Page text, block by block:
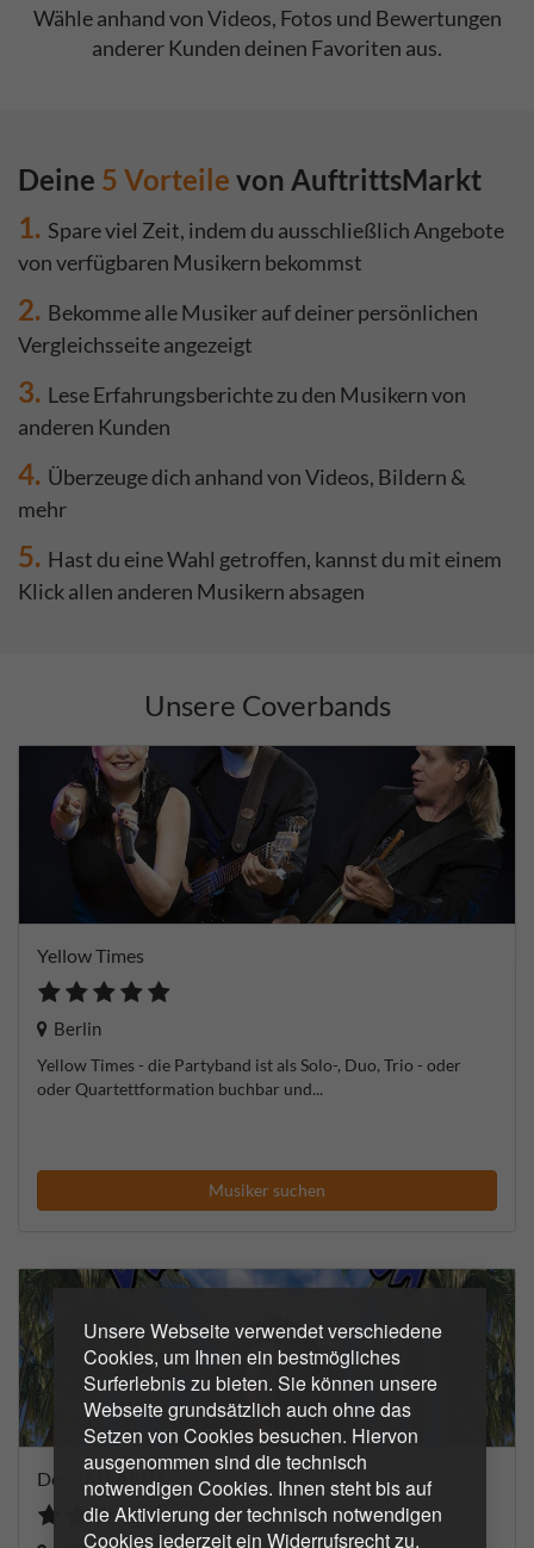
Unsere Webseite verwendet verschiedene
Cookies, um Ihnen ein bestmögliches
Surferlebnis zu bieten. Sie können unsere
Webseite grundsätzlich auch ohne das
Setzen von Cookies besuchen. Hiervon
ausgenommen sind die technisch
notwendigen Cookies. Ihnen steht bis auf
die Aktivierung der technisch notwendigen
Cookies jederzeit ein Widerrufsrecht zu.
Wähle anhand von Videos, Fotos und Bewertungen
anderer Kunden deinen Favoriten aus.
Deine 5 Vorteile von AuftrittsMarkt
1. Spare viel Zeit, indem du ausschließlich Angebote
von verfügbaren Musikern bekommst
2. Bekomme alle Musiker auf deiner persönlichen
Vergleichsseite angezeigt
3. Lese Erfahrungsberichte zu den Musikern von
anderen Kunden
4. Überzeuge dich anhand von Videos, Bildern &
mehr
5. Hast du eine Wahl getroffen, kannst du mit einem
Klick allen anderen Musikern absagen
Unsere Coverbands
Yellow Times
Berlin
Yellow Times - die Partyband ist als Solo-, Duo, Trio - oder
oder Quartettformation buchbar und...
Musiker suchen
Der BALLABUA